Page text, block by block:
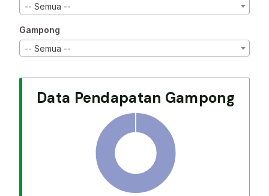
-- Semua --
Gampong
-- Semua --
Data Pendapatan Gampong